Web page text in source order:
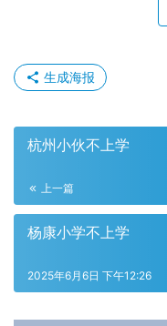
生成海报
杭州小伙不上学
上一篇
杨康小学不上学
2025年6月6日 下午12:26